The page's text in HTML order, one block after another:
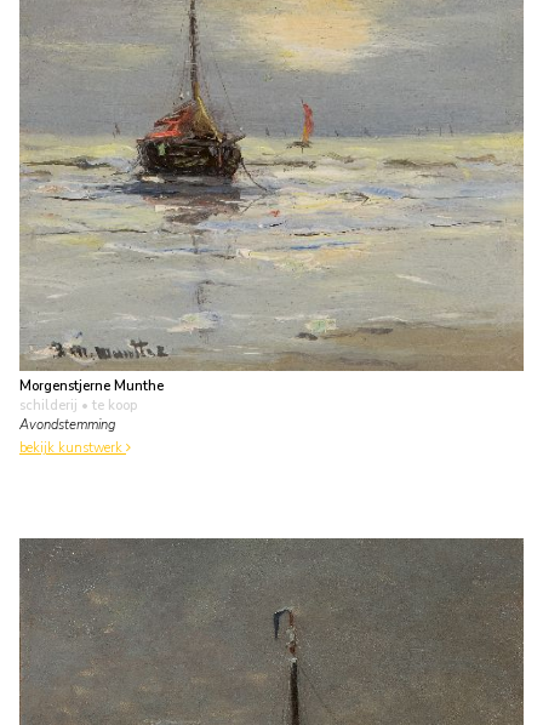
Morgenstjerne Munthe
schilderij • te koop
Avondstemming
bekijk kunstwerk